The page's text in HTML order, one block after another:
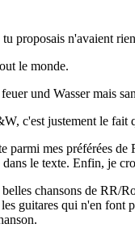
proposais n'avaient
le monde.
und Wasser mais
c'est justement le fait
parmi mes préférées
le texte. Enfin, je
chansons de RR/
guitares qui n'en